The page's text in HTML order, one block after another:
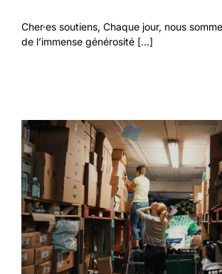
Cher·es soutiens, Chaque jour, nous
de l’immense générosité [...]